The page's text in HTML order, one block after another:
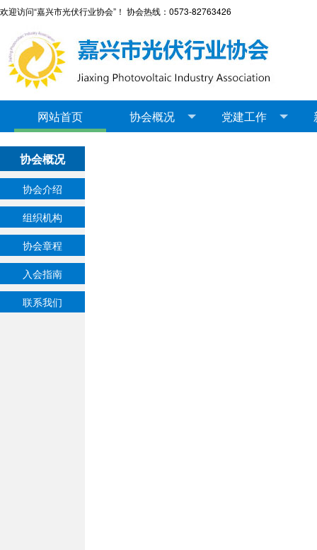
欢迎访问“嘉兴市光伏行业协会”！ 协会热线：0573-82763426
网站首页 协会概况 党建工作
协会概况
协会介绍
组织机构
协会章程
入会指南
联系我们